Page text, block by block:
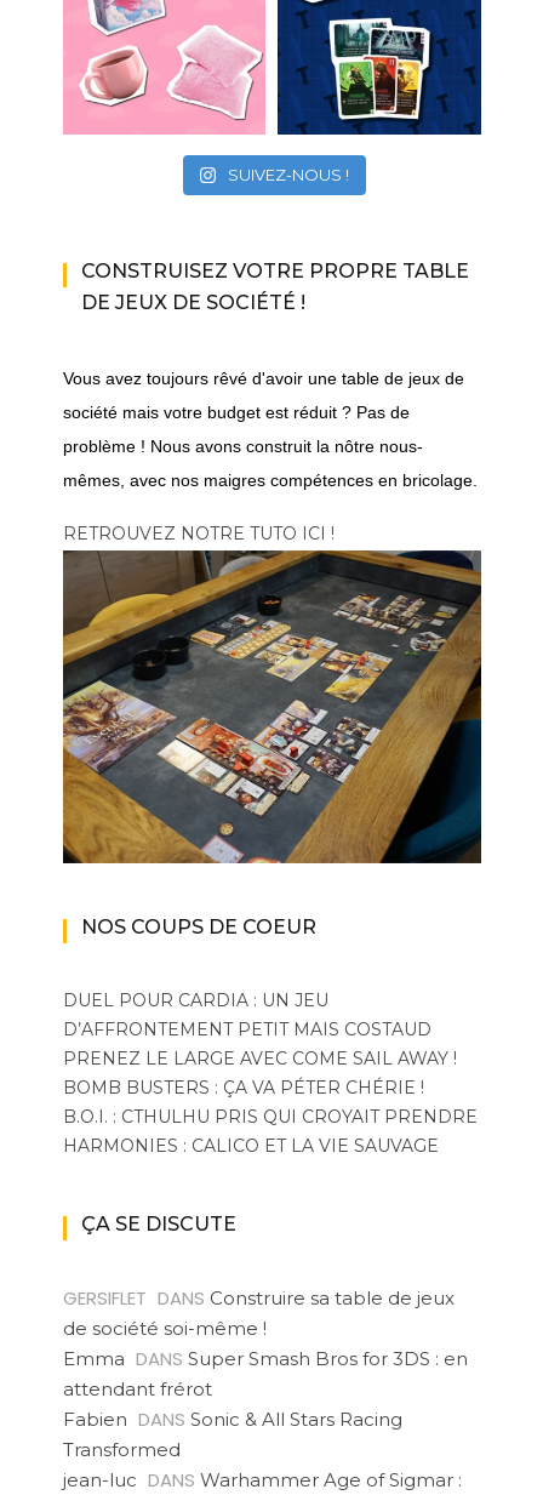
SUIVEZ-NOUS !
CONSTRUISEZ VOTRE PROPRE TABLE
DE JEUX DE SOCIÉTÉ !
Vous avez toujours rêvé d'avoir une table de jeux de
société mais votre budget est réduit ? Pas de
problème ! Nous avons construit la nôtre nous-
mêmes, avec nos maigres compétences en bricolage.
RETROUVEZ NOTRE TUTO ICI !
NOS COUPS DE COEUR
DUEL POUR CARDIA : UN JEU
D’AFFRONTEMENT PETIT MAIS COSTAUD
PRENEZ LE LARGE AVEC COME SAIL AWAY !
BOMB BUSTERS : ÇA VA PÉTER CHÉRIE !
B.O.I. : CTHULHU PRIS QUI CROYAIT PRENDRE
HARMONIES : CALICO ET LA VIE SAUVAGE
ÇA SE DISCUTE
GERSIFLET DANS Construire sa table de jeux
de société soi-même !
Emma DANS Super Smash Bros for 3DS : en
attendant frérot
Fabien DANS Sonic & All Stars Racing
Transformed
jean-luc DANS Warhammer Age of Sigmar :